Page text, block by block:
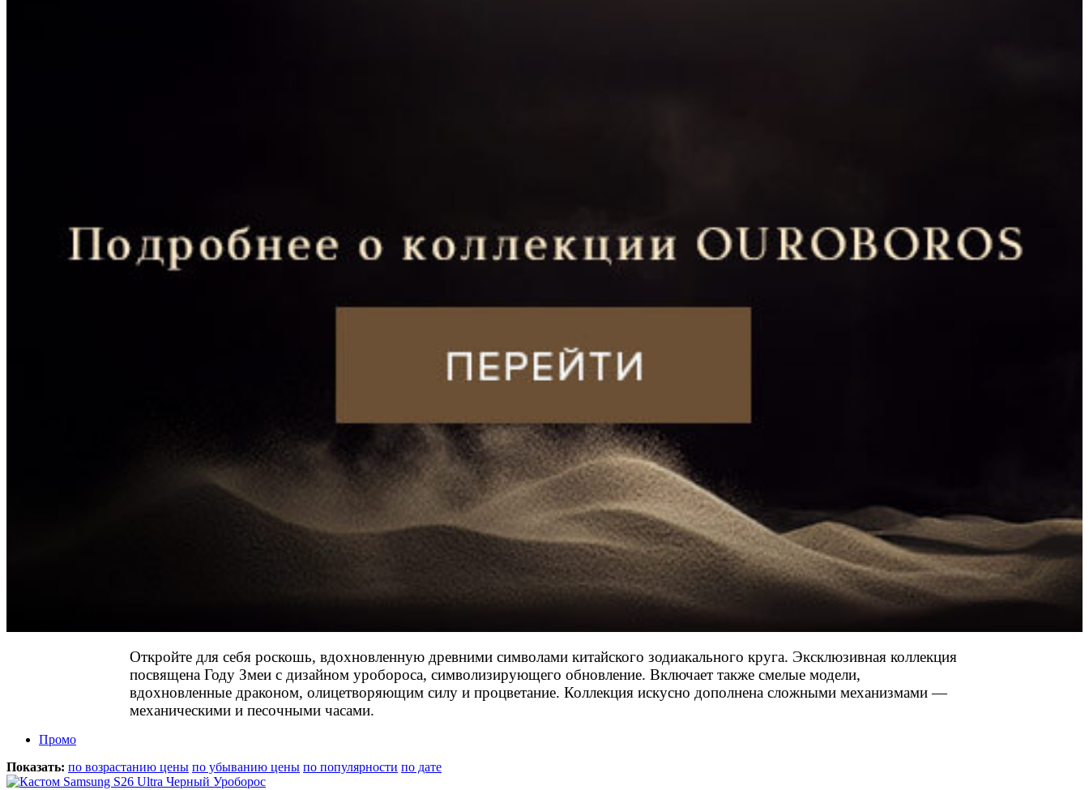
Откройте для себя роскошь, вдохновленную древними символами китайского зодиакального круга. Эксклюзивная коллекция
посвящена Году Змеи с дизайном уробороса, символизирующего обновление. Включает также смелые модели,
вдохновленные драконом, олицетворяющим силу и процветание. Коллекция искусно дополнена сложными механизмами —
механическими и песочными часами.
Промо
Показать: по возрастанию цены по убыванию цены по популярности по дате